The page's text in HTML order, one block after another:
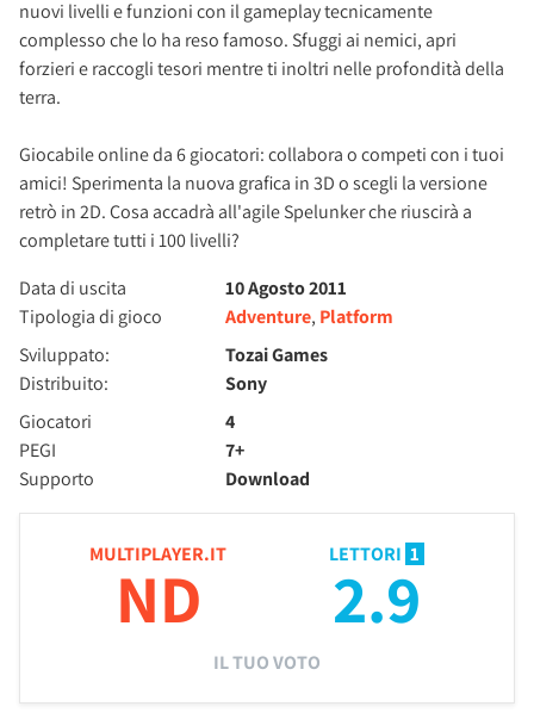
nuovi livelli e funzioni con il gameplay tecnicamente
complesso che lo ha reso famoso. Sfuggi ai nemici, apri
forzieri e raccogli tesori mentre ti inoltri nelle profondità della
terra.
Giocabile online da 6 giocatori: collabora o competi con i tuoi
amici! Sperimenta la nuova grafica in 3D o scegli la versione
retrò in 2D. Cosa accadrà all'agile Spelunker che riuscirà a
completare tutti i 100 livelli?
Data di uscita
10 Agosto 2011
Tipologia di gioco
Adventure, Platform
Sviluppato:
Tozai Games
Distribuito:
Sony
Giocatori
4
PEGI
7+
Supporto
Download
MULTIPLAYER.IT
ND
LETTORI 1
2.9
IL TUO VOTO